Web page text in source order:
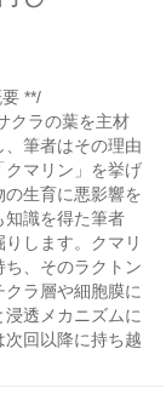
**/
クラの葉を主材
筆者はその理由
クマリン」を挙げ
の生育に悪影響を
知識を得た筆者
します。クマリ
、そのラクトン
ラ層や細胞膜に
透メカニズムに
回以降に持ち越